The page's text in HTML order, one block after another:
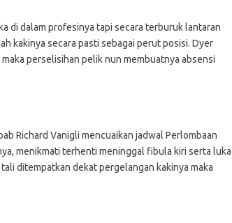
di dalam profesinya tapi secara terburuk lantaran
kakinya secara pasti sebagai perut posisi. Dyer
perselisihan pelik nun membuatnya absensi
Richard Vanigli mencuaikan jadwal Perlombaan
menikmati terhenti meninggal fibula kiri serta luka
ditempatkan dekat pergelangan kakinya maka